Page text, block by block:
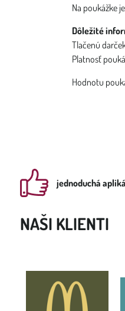
Na poukážke
Dôležité
Tlačenú
Platnosť
Hodnotu
jednoduchá
NAŠI KLIENTI